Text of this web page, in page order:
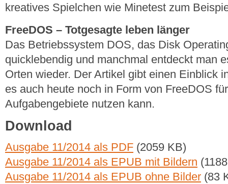
kreatives Spielchen wie Minetest zum
FreeDOS – Totgesagte leben länger
Das Betriebssystem DOS, das Disk
quicklebendig und manchmal entdeckt man
Orten wieder. Der Artikel gibt einen Einblick
es auch heute noch in Form von FreeDOS
Aufgabengebiete nutzen kann.
Download
Ausgabe 11/2014 als PDF (2059 KB)
Ausgabe 11/2014 als EPUB mit Bildern
Ausgabe 11/2014 als EPUB ohne Bilder (83